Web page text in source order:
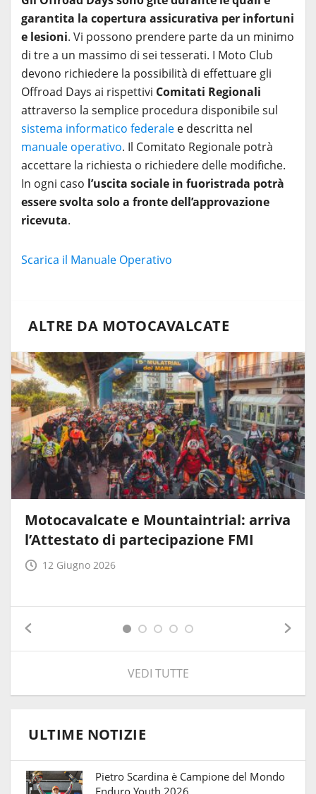
garantita la copertura assicurativa per infortuni
e lesioni. Vi possono prendere parte da un minimo
di tre a un massimo di sei tesserati. I Moto Club
devono richiedere la possibilità di effettuare gli
Offroad Days ai rispettivi Comitati Regionali
attraverso la semplice procedura disponibile sul
sistema informatico federale e descritta nel
manuale operativo. Il Comitato Regionale potrà
accettare la richiesta o richiedere delle modifiche.
In ogni caso l’uscita sociale in fuoristrada potrà
essere svolta solo a fronte dell’approvazione
ricevuta.
Scarica il Manuale Operativo
ALTRE DA MOTOCAVALCATE
Motocavalcate e Mountaintrial: arriva
l’Attestato di partecipazione FMI
12 Giugno 2026
VEDI TUTTE
ULTIME NOTIZIE
Pietro Scardina è Campione del Mondo
Enduro Youth 2026